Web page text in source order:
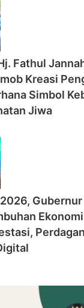
Fathul
Kreasi
Simbol
Jiwa